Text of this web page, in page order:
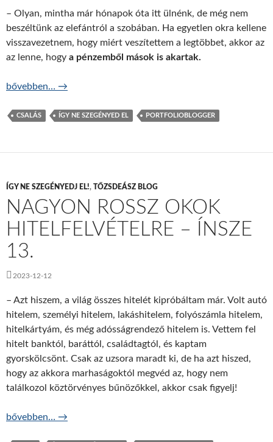
– Olyan, mintha már hónapok óta itt ülnénk, de még nem
beszéltünk az elefántról a szobában. Ha egyetlen okra kellene
visszavezetnem, hogy miért veszítettem a legtöbbet, akkor az
az lenne, hogy a pénzemből mások is akartak.
A pénzszagra jönnek a cápák – ÍNSZE S2E1
bővebben… →
CSALÁS ÍGY NE SZEGÉNYED EL PORTFOLIOBLOGGER
ÍGY NE SZEGÉNYEDJ EL!, TŐZSDEÁSZ BLOG
NAGYON ROSSZ OKOK
HITELFELVÉTELRE – ÍNSZE
13.
2023-12-12
– Azt hiszem, a világ összes hitelét kipróbáltam már. Volt autó
hitelem, személyi hitelem, lakáshitelem, folyószámla hitelem,
hitelkártyám, és még adósságrendező hitelem is. Vettem fel
hitelt banktól, baráttól, családtagtól, és kaptam
gyorskölcsönt. Csak az uzsora maradt ki, de ha azt hiszed,
hogy az akkora marhaságoktól megvéd az, hogy nem
találkozol köztörvényes bűnözőkkel, akkor csak figyelj!
Nagyon rossz okok hitelfelvételre – ÍNSZE 13.
bővebben… →